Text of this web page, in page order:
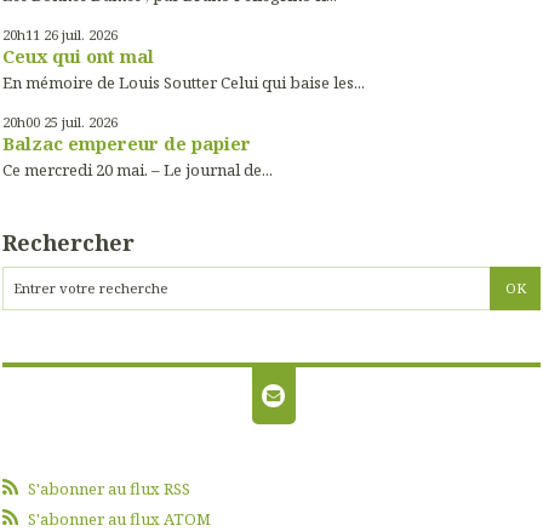
20h11 26 juil. 2026
Ceux qui ont mal
En mémoire de Louis Soutter Celui qui baise les...
20h00 25 juil. 2026
Balzac empereur de papier
Ce mercredi 20 mai. – Le journal de...
Rechercher
S'abonner au flux RSS
S'abonner au flux ATOM